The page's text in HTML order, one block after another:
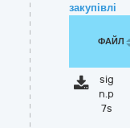
закупівлі
ФАЙЛ
sig
n.p
7s